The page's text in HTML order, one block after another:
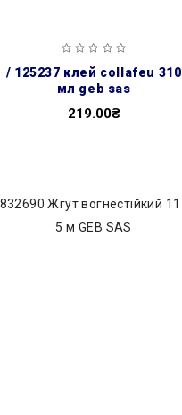
/ 125237 клей collafeu 310
мл geb sas
219.00₴